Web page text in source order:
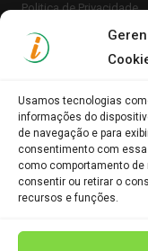
Usamos tecnologias
informações do
de navegação e para
consentimento com
como comportamento de
consentir ou retirar o
recursos e funções.
Politica de Privacidade
Clique